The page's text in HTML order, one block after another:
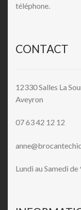
téléphone.
CONTACT
12330 Salles La
Aveyron
07 63 42 12 12
Lundi au Samedi de